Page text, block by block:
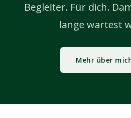
Begleiter. Für dich.
lange wartest
Mehr über